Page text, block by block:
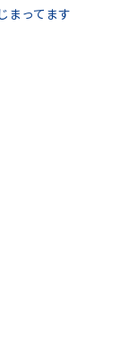
まってます